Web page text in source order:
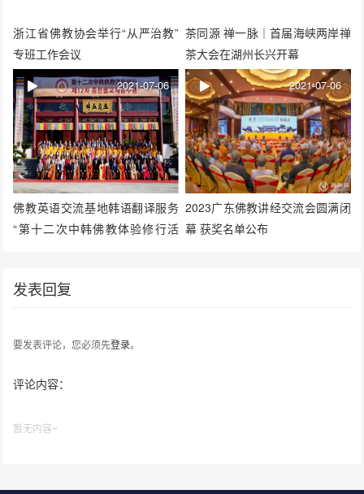
浙江省佛教协会举行“从严治教”
专班工作会议
茶同源 禅一脉｜首届海峡两岸禅
茶大会在湖州长兴开幕
佛教英语交流基地韩语翻译服务
“第十二次中韩佛教体验修行活
2021-07-06
2023广东佛教讲经交流会圆满闭
幕 获奖名单公布
2021-07-06
发表回复
要发表评论，您必须先登录。
评论内容：
暂无内容~